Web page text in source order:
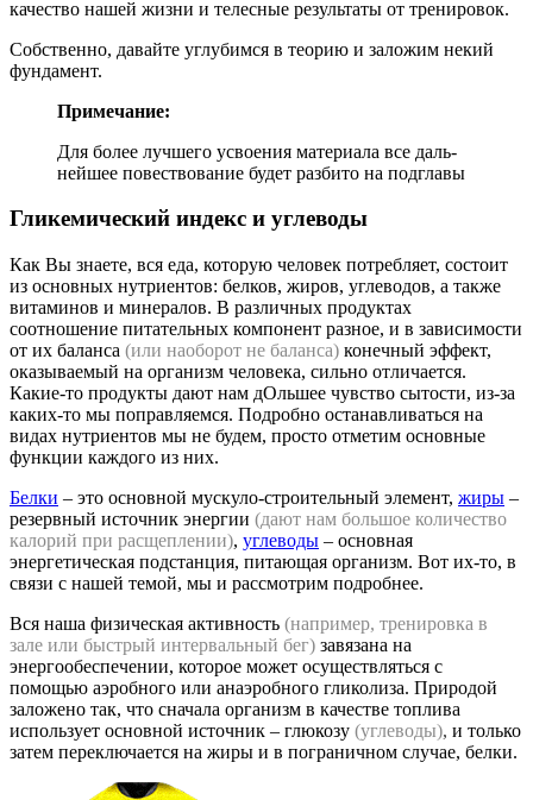
качество нашей жизни и телесные результаты от тренировок.
Собственно, давайте углубимся в теорию и заложим некий
фундамент.
При­меча­ние:
Для бо­лее луч­ше­го ус­во­ения ма­тери­ала все даль­
ней­шее по­вес­тво­вание бу­дет раз­би­то на под­гла­вы
Гликемический индекс и углеводы
Как Вы знаете, вся еда, которую человек потребляет, состоит
из основных нутриентов: белков, жиров, углеводов, а также
витаминов и минералов. В различных продуктах
соотношение питательных компонент разное, и в зависимости
от их баланса (или наоборот не баланса) конечный эффект,
оказываемый на организм человека, сильно отличается.
Какие-то продукты дают нам дОльшее чувство сытости, из-за
каких-то мы поправляемся. Подробно останавливаться на
видах нутриентов мы не будем, просто отметим основные
функции каждого из них.
Белки – это основной мускуло-строительный элемент, жиры –
резервный источник энергии (дают нам большое количество
калорий при расщеплении), углеводы – основная
энергетическая подстанция, питающая организм. Вот их-то, в
связи с нашей темой, мы и рассмотрим подробнее.
Вся наша физическая активность (например, тренировка в
зале или быстрый интервальный бег) завязана на
энергообеспечении, которое может осуществляться с
помощью аэробного или анаэробного гликолиза. Природой
заложено так, что сначала организм в качестве топлива
использует основной источник – глюкозу (углеводы), и только
затем переключается на жиры и в пограничном случае, белки.